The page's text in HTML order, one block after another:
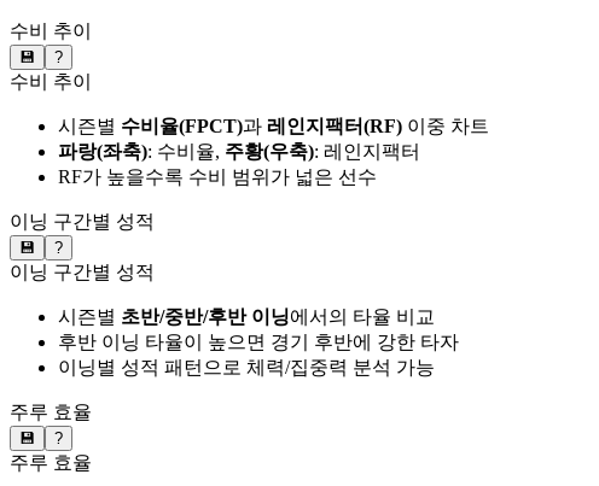
수비 추이
💾 ?
수비 추이
시즌별 수비율(FPCT)과 레인지팩터(RF) 이중 차트
파랑(좌축): 수비율, 주황(우축): 레인지팩터
RF가 높을수록 수비 범위가 넓은 선수
이닝 구간별 성적
💾 ?
이닝 구간별 성적
시즌별 초반/중반/후반 이닝에서의 타율 비교
후반 이닝 타율이 높으면 경기 후반에 강한 타자
이닝별 성적 패턴으로 체력/집중력 분석 가능
주루 효율
💾 ?
주루 효율